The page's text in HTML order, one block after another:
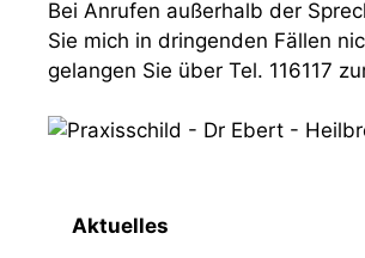
Bei Anrufen außerhalb der
Sie mich in dringenden Fällen
gelangen Sie über Tel. 116117
Aktuelles